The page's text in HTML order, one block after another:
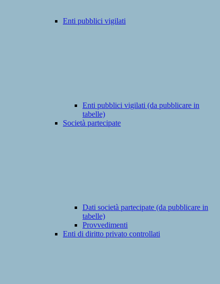
Enti pubblici vigilati
Enti pubblici vigilati (da pubblicare in
tabelle)
Società partecipate
Dati società partecipate (da pubblicare in
tabelle)
Provvedimenti
Enti di diritto privato controllati